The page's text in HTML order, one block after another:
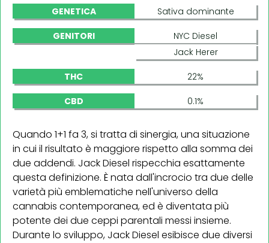
GENETICA Sativa dominante
GENITORI
NYC Diesel
Jack Herer
THC 22%
CBD 0.1%
Quando 1+1 fa 3, si tratta di sinergia, una situazione
in cui il risultato è maggiore rispetto alla somma dei
due addendi. Jack Diesel rispecchia esattamente
questa definizione. È nata dall'incrocio tra due delle
varietà più emblematiche nell'universo della
cannabis contemporanea, ed è diventata più
potente dei due ceppi parentali messi insieme.
Durante lo sviluppo, Jack Diesel esibisce due diversi